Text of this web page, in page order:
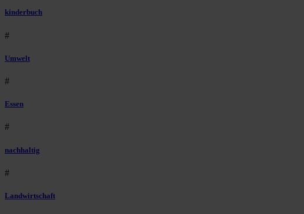
kinderbuch
#
Umwelt
#
Essen
#
nachhaltig
#
Landwirtschaft